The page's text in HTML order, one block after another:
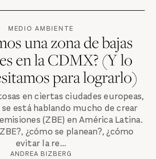
MEDIO AMBIENTE
una zona de bajas
en la CDMX? (Y lo
para lograrlo)
en ciertas ciudades europeas,
está hablando mucho de crear
(ZBE) en América Latina.
¿cómo se planean?, ¿cómo
evitar la re...
ANDREA BIZBERG